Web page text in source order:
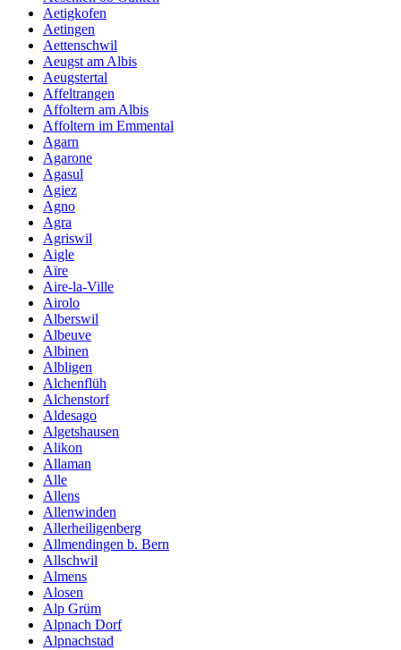
Aetigkofen
Aetingen
Aettenschwil
Aeugst am Albis
Aeugstertal
Affeltrangen
Affoltern am Albis
Affoltern im Emmental
Agarn
Agarone
Agasul
Agiez
Agno
Agra
Agriswil
Aigle
Aïre
Aire-la-Ville
Airolo
Alberswil
Albeuve
Albinen
Albligen
Alchenflüh
Alchenstorf
Aldesago
Algetshausen
Alikon
Allaman
Alle
Allens
Allenwinden
Allerheiligenberg
Allmendingen b. Bern
Allschwil
Almens
Alosen
Alp Grüm
Alpnach Dorf
Alpnachstad